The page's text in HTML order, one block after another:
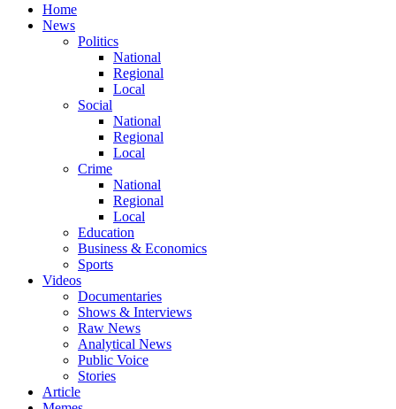
Home
News
Politics
National
Regional
Local
Social
National
Regional
Local
Crime
National
Regional
Local
Education
Business & Economics
Sports
Videos
Documentaries
Shows & Interviews
Raw News
Analytical News
Public Voice
Stories
Article